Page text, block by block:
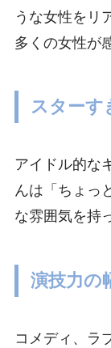
うな女性をリ
多くの女性が
スターす
アイドル的な
んは「ちょっ
な雰囲気を持
演技力の
コメディ、ラ